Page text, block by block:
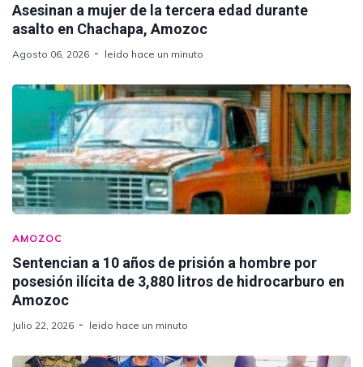
Asesinan a mujer de la tercera edad durante
asalto en Chachapa, Amozoc
Agosto 06, 2026 leido hace un minuto
AMOZOC
Sentencian a 10 años de prisión a hombre por
posesión ilícita de 3,880 litros de hidrocarburo en
Amozoc
Julio 22, 2026 leido hace un minuto